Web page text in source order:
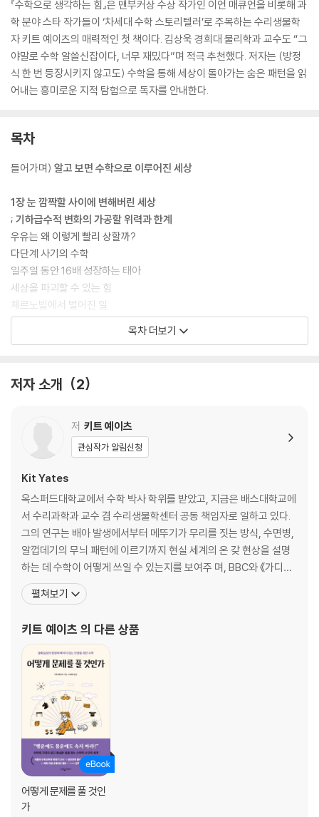
『수학으로 생각하는 힘』은 맨부커상 수상 작가인 이언 매큐언을 비롯해 과
학 분야 스타 작가들이 ‘차세대 수학 스토리텔러’로 주목하는 수리생물학
자 키트 예이츠의 매력적인 첫 책이다. 김상욱 경희대 물리학과 교수도 “그
야말로 수학 알쓸신잡이다, 너무 재밌다”며 적극 추천했다. 저자는 (방정
식 한 번 등장시키지 않고도) 수학을 통해 세상이 돌아가는 숨은 패턴을 읽
어내는 흥미로운 지적 탐험으로 독자를 안내한다.
목차
들어가며) 알고 보면 수학으로 이루어진 세상
1장 눈 깜짝할 사이에 변해버린 세상
; 기하급수적 변화의 가공할 위력과 한계
우유는 왜 이렇게 빨리 상할까?
다단계 사기의 수학
일주일 동안 16배 성장하는 태아
세상을 파괴할 수 있는 힘
체르노빌에서 벌어진 일
기하급수적 감소와 연대 측정 과학
어째서 다들 얼음물을 뒤집어쓰고 있지?
나이 들수록 시간이 쏜살같이 흐른다
2장 암 진단을 받고도 침착을 유지하려면
; 민감도와 특이도와 이차 의견 이해하기
개인 유전자 검사를 해보다
비만을 측정하는 공식
생사를 좌우하는 ‘신의 방정식’
병실에서 거짓 경보를 줄이는 방법
내가 받은 양성 판정이 틀릴 가능성
확실성의 착각에 유의하라
두 번의 검사가 낫다
3장 수학으로 만들어낸 유죄
드레퓌스 사건의 엉터리 논증
무죄가 입증되기 전까지는 유죄?
7300만분의 1의 가능성
종속 사건과 독립 사건
생태학적 오류
검사의 오류
주사위를 던져보자
수학은 어떻게 우리 눈을 멀게 하는가
4장 통계에 속지 않는 법
; 맥락의 공백은 신뢰성에 켜진 빨간불
목차 더보기
저자 소개 2
저 키트 예이츠
관심작가 알림신청
Kit Yates
옥스퍼드대학교에서 수학 박사 학위를 받았고, 지금은 배스대학교에
서 수리과학과 교수 겸 수리생물학센터 공동 책임자로 일하고 있다.
그의 연구는 배아 발생에서부터 메뚜기가 무리를 짓는 방식, 수면병,
알껍데기의 무늬 패턴에 이르기까지 현실 세계의 온 갖 현상을 설명
하는 데 수학이 어떻게 쓰일 수 있는지를 보여주 며, BBC와 《가디언》
《텔레그래프》 《데일리 메일》 《사이언티픽 아메리칸》 등에 소개되었
다. 특히 생물학에서 무작위성이 담당하는 역할에 관심이 지대하다.
있다. 수학의 즐거움과 편재성에 관해 쓴 글들이 유
펼쳐보기
키트 예이츠 의 다른 상품
어떻게 문제를 풀 것인
가